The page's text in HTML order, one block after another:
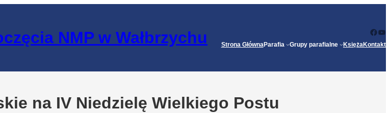
NMP w Wałbrzychu Strona GłównaParafia Grupy parafialne KsiężaKontakt
na IV Niedzielę Wielkiego Postu